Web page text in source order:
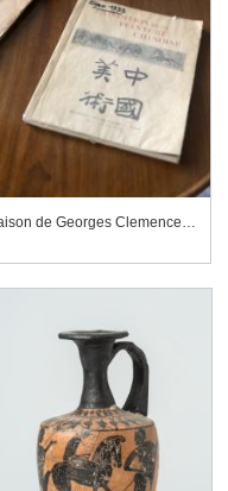
Maison de Georges Clemenceau, salon, catalogue de l'"Exposition de la peinture chinoise"